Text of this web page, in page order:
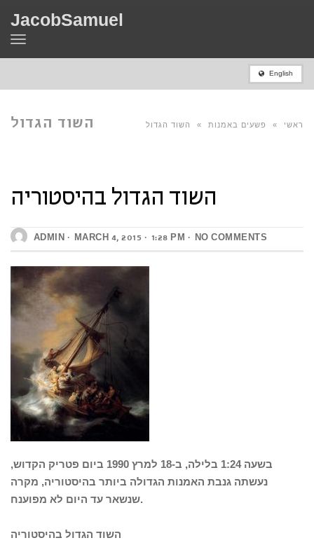
JacobSamuel
Toggle
English
השוד הגדול
בהיסטוריה
ראשי » פשעים באמנות » השוד הגדול
השוד הגדול בהיסטוריה
ADMIN MARCH 4, 2015 1:28 PM NO COMMENTS
בשעה 1:24 בלילה, ב-18 למרץ 1990 ביום פטריק הקדוש,
נעשתה גנבת האמנות הגדולה ביותר בהיסטוריה, מקרה
שנשאר עד היום לא מפוענח.
השוד הגדול בהיסטוריה